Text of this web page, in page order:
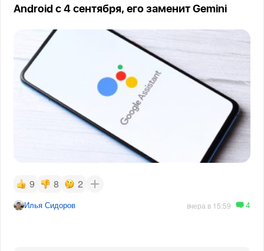
Android с 4 сентября, его заменит Gemini
9 8 2
Илья Сидоров вчера в 15:59 4